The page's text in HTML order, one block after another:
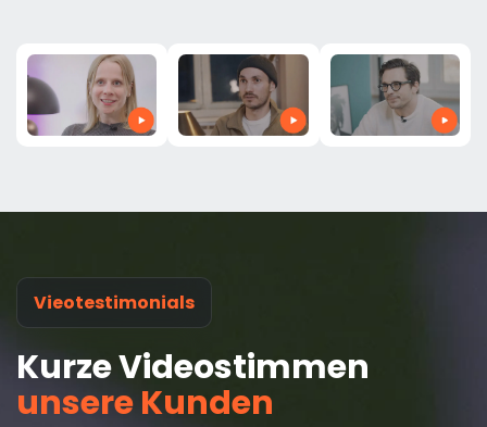
Vieotestimonials
Kurze Videostimmen
unsere Kunden